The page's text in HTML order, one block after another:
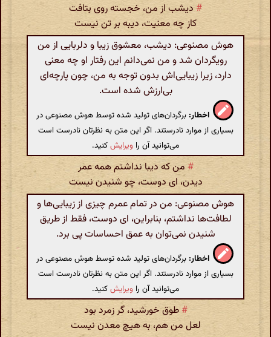
#دیشب از من، خجسته روی بتافت
کاز چه معنیت، دیبه بر تن نیست
هوش مصنوعی: دیشب، معشوق زیبا و دلربایی از من
رویگردان شد و من نمی‌دانم این رفتار او چه معنی
دارد، زیرا زیبایی‌اش بدون توجه به من، چون پارچه‌ای
بی‌ارزش شده است.
اخطار: برگردان‌های تولید شده توسط هوش مصنوعی در
بسیاری از موارد نادرستند. اگر این متن به نظرتان نادرست است
می‌توانید آن را ویرایشکنید.
# من که دیبا نداشتم همه عمر
دیدن، ای دوست، چو شنیدن نیست
هوش مصنوعی: من در تمام عمرم چیزی از زیبایی‌ها و
لطافت‌ها نداشتم، بنابراین، ای دوست، فقط از طریق
شنیدن نمی‌توان به عمق احساسات پی برد.
اخطار: برگردان‌های تولید شده توسط هوش مصنوعی در
بسیاری از موارد نادرستند. اگر این متن به نظرتان نادرست است
می‌توانید آن را ویرایشکنید.
# طوق خورشید، گر زمرد بود
لعل من هم، به هیچ معدن نیست